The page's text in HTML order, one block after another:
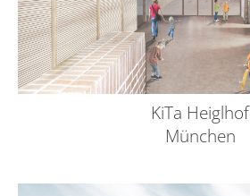
KiTa Heiglhof
München